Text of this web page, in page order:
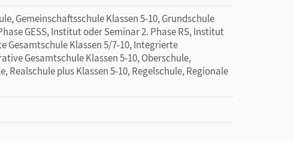
Gemeinschaftsschule Klassen 5-10, Grundschule
GESS, Institut oder Seminar 2. Phase RS, Institut
Gesamtschule Klassen 5/7-10, Integrierte
Gesamtschule Klassen 5-10, Oberschule,
Realschule plus Klassen 5-10, Regelschule, Regionale